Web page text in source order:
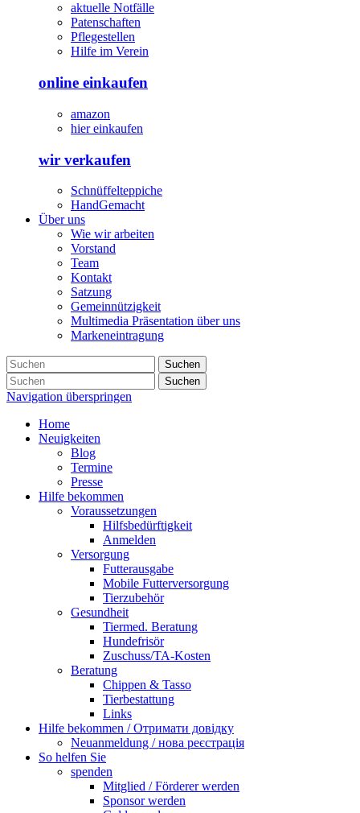
aktuelle Notfälle
Patenschaften
Pflegestellen
Hilfe im Verein
online einkaufen
amazon
hier einkaufen
wir verkaufen
Schnüffelteppiche
HandGemacht
Über uns
Wie wir arbeiten
Vorstand
Team
Kontakt
Satzung
Gemeinnützigkeit
Multimedia Präsentation über uns
Markeneintragung
Suchen
Suchen
Navigation überspringen
Home
Neuigkeiten
Blog
Termine
Presse
Hilfe bekommen
Voraussetzungen
Hilfsbedürftigkeit
Anmelden
Versorgung
Futterausgabe
Mobile Futterversorgung
Tierzubehör
Gesundheit
Tiermed. Beratung
Hundefrisör
Zuschuss/TA-Kosten
Beratung
Chippen & Tasso
Tierbestattung
Links
Hilfe bekommen / Отримати довідку
Neuanmeldung / нова реєстрація
So helfen Sie
spenden
Mitglied / Förderer werden
Sponsor werden